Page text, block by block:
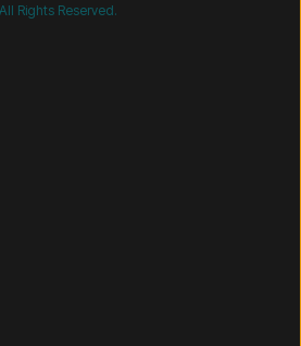
All Rights Reserved.